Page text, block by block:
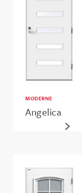
MODERNE
Angelica